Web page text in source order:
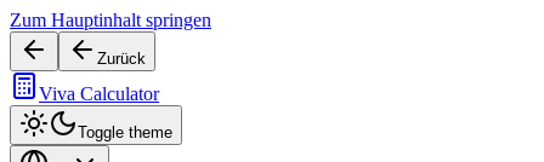
Zum Hauptinhalt springen
Zurück
Viva Calculator
Toggle theme